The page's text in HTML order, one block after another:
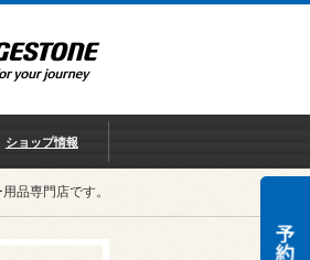
ショップ情報
品専門店です。